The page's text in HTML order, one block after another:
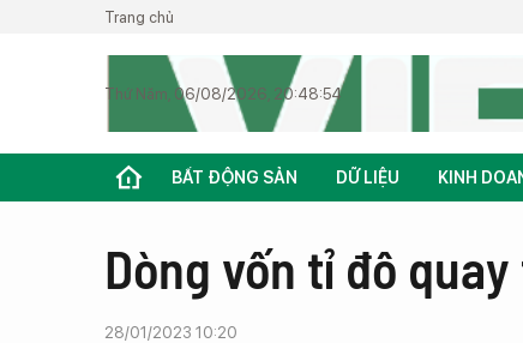
Trang chủ
Thứ Năm, 06/08/2026, 20:48:54
BẤT ĐỘNG SẢN DỮ LIỆU KINH
Dòng vốn tỉ đô
28/01/2023 10:20